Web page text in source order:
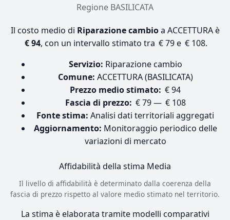
Regione BASILICATA
Il costo medio di Riparazione cambioa ACCETTURA è
€ 94, con un intervallo stimato tra € 79 e € 108.
Servizio: Riparazione cambio
Comune: ACCETTURA (BASILICATA)
Prezzo medio stimato: € 94
Fascia di prezzo: € 79 — € 108
Fonte stima: Analisi dati territoriali aggregati
Aggiornamento: Monitoraggio periodico delle
variazioni di mercato
Affidabilità della stima Media
Il livello di affidabilità è determinato dalla coerenza della
fascia di prezzo rispetto al valore medio stimato nel territorio.
La stima è elaborata tramite modelli comparativi